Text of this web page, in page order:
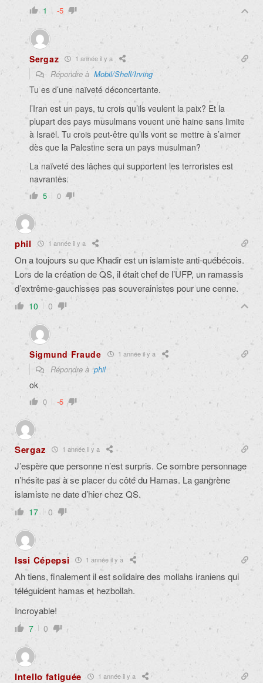
1 -5
Sergaz 1 année il y a
Répondre à Mobil/Shell/Irving
Tu es d’une naïveté déconcertante.
l’Iran est un pays, tu crois qu’ils veulent la paix? Et la
plupart des pays musulmans vouent une haine sans limite
à Israël. Tu crois peut-être qu’ils vont se mettre à s’aimer
dès que la Palestine sera un pays musulman?
La naïveté des lâches qui supportent les terroristes est
navrantes.
5 0
phil 1 année il y a
On a toujours su que Khadir est un islamiste anti-québécois.
Lors de la création de QS, il était chef de l’UFP, un ramassis
d’extrême-gauchisses pas souverainistes pour une cenne.
10 0
Sigmund Fraude 1 année il y a
Répondre àphil
ok
0 -5
Sergaz 1 année il y a
J’espère que personne n’est surpris. Ce sombre personnage
n’hésite pas à se placer du côté du Hamas. La gangrène
islamiste ne date d’hier chez QS.
17 0
Issi Cépepsi 1 année il y a
Ah tiens, finalement il est solidaire des mollahs iraniens qui
téléguident hamas et hezbollah.
Incroyable!
7 0
Intello fatiguée 1 année il y a